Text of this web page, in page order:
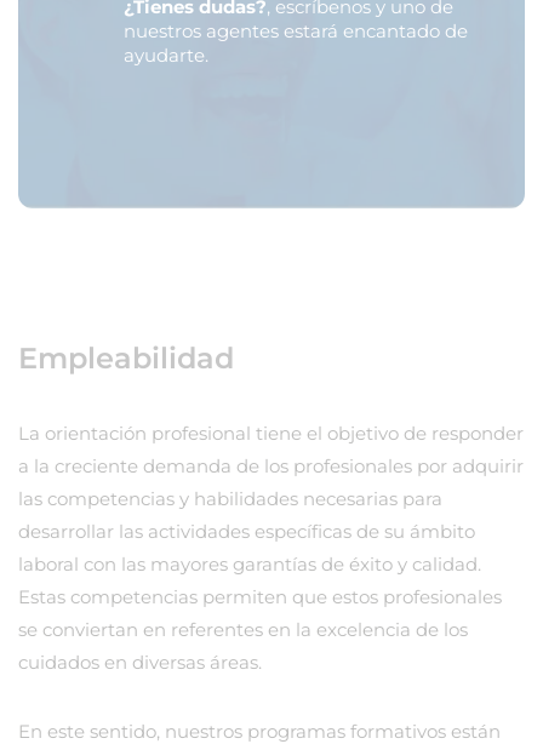
¿Tienes dudas?, escríbenos y uno de
nuestros agentes estará encantado de
ayudarte.
Empleabilidad
La orientación profesional tiene el objetivo de responder
a la creciente demanda de los profesionales por adquirir
las competencias y habilidades necesarias para
desarrollar las actividades específicas de su ámbito
laboral con las mayores garantías de éxito y calidad.
Estas competencias permiten que estos profesionales
se conviertan en referentes en la excelencia de los
cuidados en diversas áreas.
En este sentido, nuestros programas formativos están